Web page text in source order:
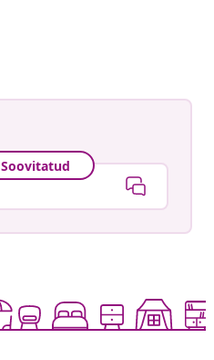
Soovitatud